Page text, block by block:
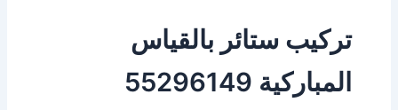
تركيب ستائر بالقياس
المباركية 55296149